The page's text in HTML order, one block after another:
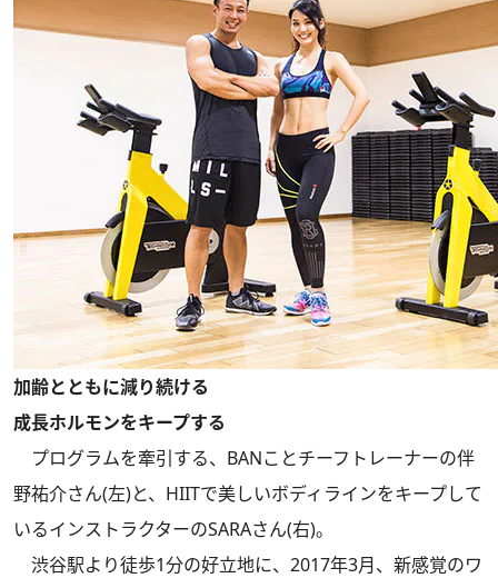
加齢とともに減り続ける
成長ホルモンをキープする
プログラムを牽引する、BANことチーフトレーナーの伴
野祐介さん(左)と、HIITで美しいボディラインをキープして
いるインストラクターのSARAさん(右)。
渋谷駅より徒歩1分の好立地に、2017年3月、新感覚のワ